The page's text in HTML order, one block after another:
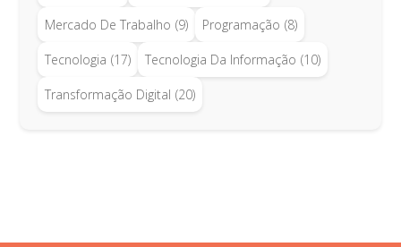
Mercado De Trabalho (9) Programação (8)
Tecnologia (17) Tecnologia Da Informação (10)
Transformação Digital (20)